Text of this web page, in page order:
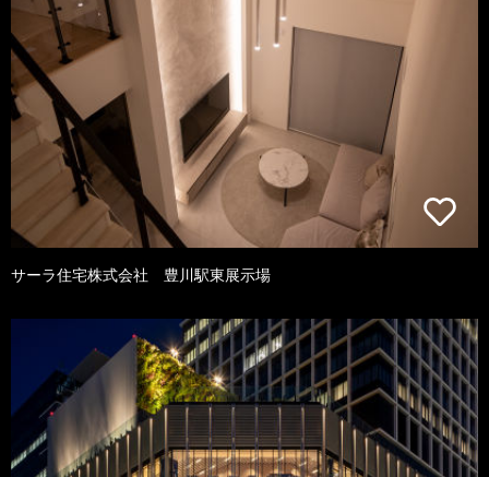
サーラ住宅株式会社 豊川駅東展示場